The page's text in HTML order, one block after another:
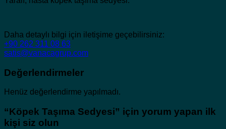
Daha detaylı bilgi için iletişime geçebilirsiniz:
+90 262 311 08 63
satis@vanacagrup.com
Değerlendirmeler
Henüz değerlendirme yapılmadı.
“Köpek Taşıma Sedyesi” için yorum yapan ilk
kişi siz olun